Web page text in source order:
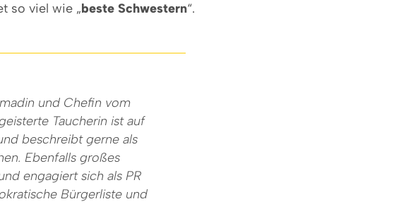
so viel wie „beste Schwestern“.
und Chefin vom
Taucherin ist auf
beschreibt gerne als
Ebenfalls großes
engagiert sich als PR
Bürgerliste und